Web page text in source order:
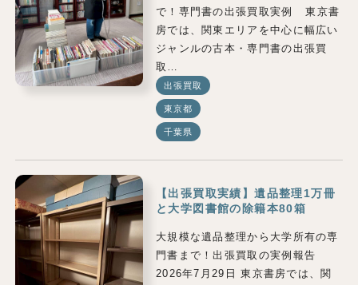
で！専門書の出張買取実例 東京書
房では、関東エリアを中心に幅広い
ジャンルの古本・専門書の出張買
取…
出張買取
東京都
千葉県
【出張買取実績】遺品整理1万冊
と大学図書館の除籍本80箱
大規模な遺品整理から大学所有の専
門書まで！出張買取の実例報告
2026年7月29日 東京書房では、関